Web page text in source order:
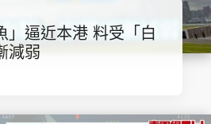
」逼近本港 料受「白
減弱